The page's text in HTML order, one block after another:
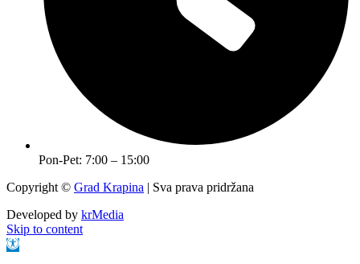
Pon-Pet: 7:00 – 15:00
Copyright © Grad Krapina | Sva prava pridržana
Developed by krMedia
Skip to content
Open toolbar